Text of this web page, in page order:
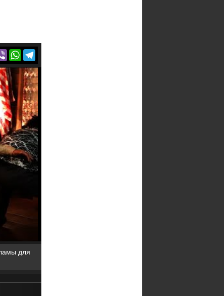
ViberWhatsApp
Telegram
для